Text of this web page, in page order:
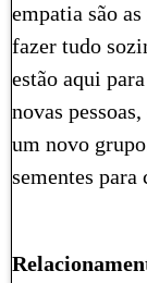
empatia são
fazer tudo
estão aqui
novas
um novo
sementes